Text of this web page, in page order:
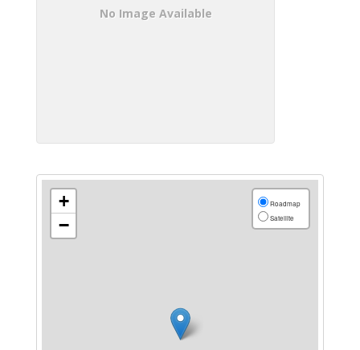
No Image Available
+
−
Roadmap
Satellite